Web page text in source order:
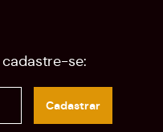
se:
Cadastrar